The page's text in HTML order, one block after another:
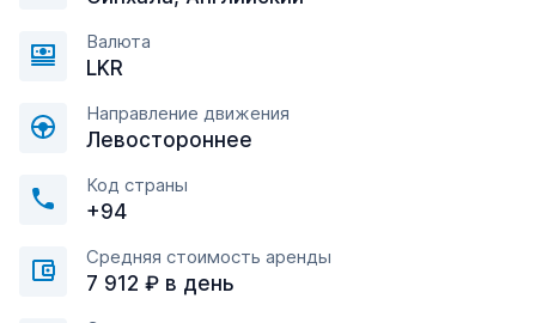
Валюта
LKR
Направление движения
Левостороннее
Код страны
+94
Средняя стоимость аренды
7 912 ₽ в день